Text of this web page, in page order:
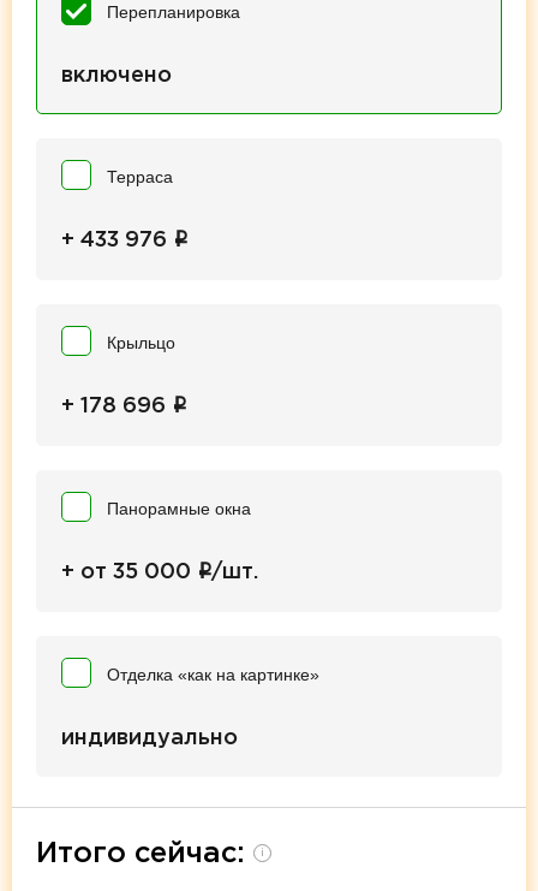
Перепланировка
включено
Терраса
+ 433 976 i
Крыльцо
+ 178 696 i
Панорамные окна
+ от 35 000 i/шт.
Отделка «как на картинке»
индивидуально
Итого сейчас: i